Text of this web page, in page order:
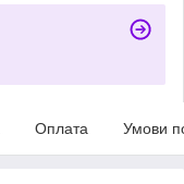
Оплата Умови